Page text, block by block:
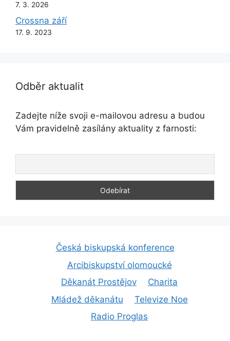
7. 3. 2026
Crossna září
17. 9. 2023
Odběr aktualit
Zadejte níže svoji e-mailovou adresu a budou
Vám pravidelně zasílány aktuality z farnosti:
Česká biskupská konference
Arcibiskupství olomoucké
Děkanát Prostějov
Charita
Mládež děkanátu
Televize Noe
Radio Proglas